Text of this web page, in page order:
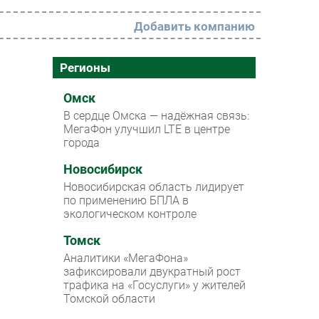
РАЗДЕЛЫ
Новости
Аналитика
Интервью
Мероприятия
Проекты
IT класс
Тестовый стенд
Каталог компаний
Добавить компанию
Регионы
Омск
В сердце Омска — надёжная связь:
МегаФон улучшил LTE в центре
города
Новосибирск
Новосибирская область лидирует
по применению БПЛА в
экологическом контроле
Томск
Аналитики «МегаФона»
зафиксировали двукратный рост
трафика на «Госуслуги» у жителей
Томской области